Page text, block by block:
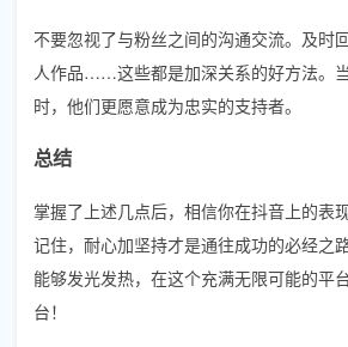
不要忽视了与粉丝之间的沟通交流。及时
人作品……这些都是加深关系的好方法。
时，他们更愿意成为忠实的支持者。
总结
掌握了上述几点后，相信你在抖音上的表
记住，耐心加坚持才是通往成功的必经之
能够发光发热，在这个充满无限可能的平
台！